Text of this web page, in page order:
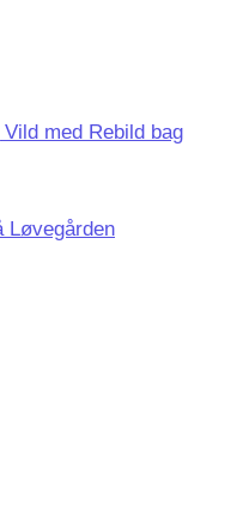
med Rebild bag
Løvegården